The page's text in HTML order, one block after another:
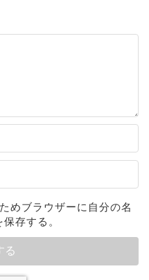
めブラウザーに自分の名
存する。